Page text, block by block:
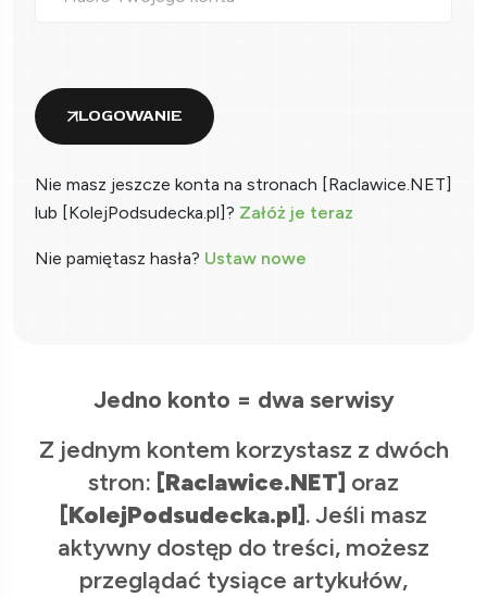
LOGOWANIE
Nie masz jeszcze konta na stronach [Raclawice.NET]
lub [KolejPodsudecka.pl]? Załóż je teraz
Nie pamiętasz hasła? Ustaw nowe
Jedno konto = dwa serwisy
Z jednym kontem korzystasz z dwóch
stron: [Raclawice.NET] oraz
[KolejPodsudecka.pl]. Jeśli masz
aktywny dostęp do treści, możesz
przeglądać tysiące artykułów,